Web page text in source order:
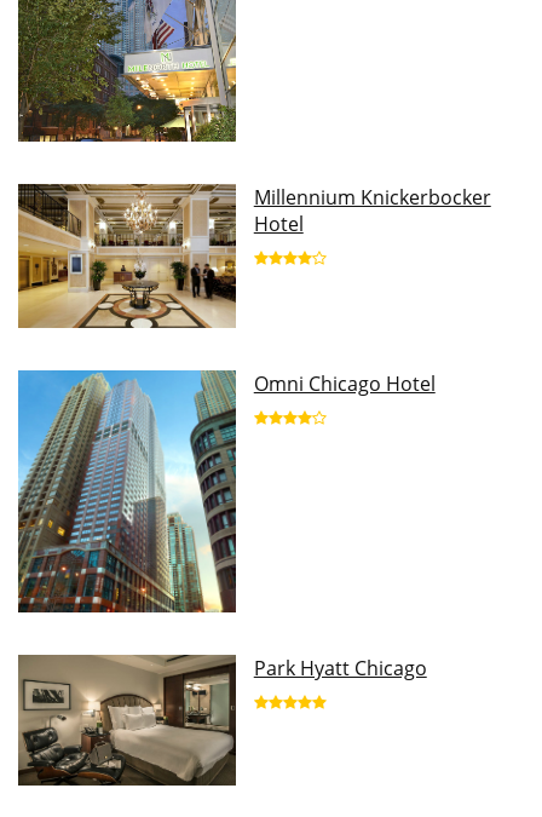
Millennium Knickerbocker
Hotel
Omni Chicago Hotel
Park Hyatt Chicago